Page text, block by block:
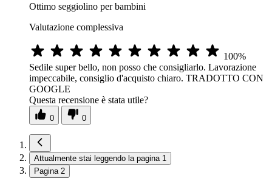
Ottimo seggiolino per bambini
Valutazione complessiva
100%
Sedile super bello, non posso che consigliarlo. Lavorazione
impeccabile, consiglio d'acquisto chiaro. TRADOTTO CON
GOOGLE
Questa recensione è stata utile?
0 0
Attualmente stai leggendo la pagina 1
Pagina 2